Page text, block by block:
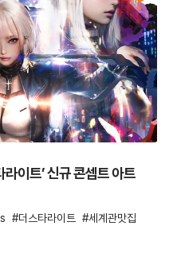
이트’ 신규 콘셉트 아트
더스타라이트
세계관맛집